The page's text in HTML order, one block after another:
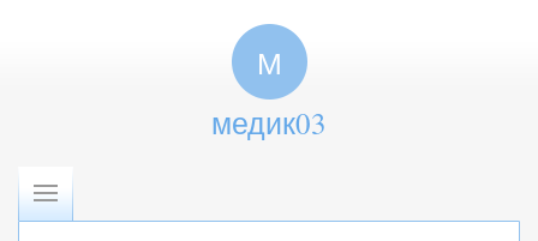
М
медик03